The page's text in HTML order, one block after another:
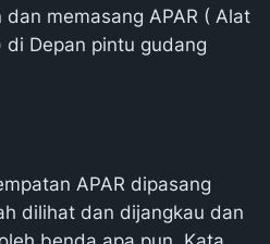
memasang APAR ( Alat
di Depan pintu gudang
APAR dipasang
dilihat dan dijangkau dan